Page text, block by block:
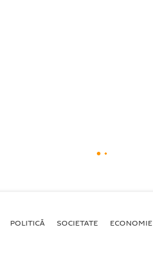
POLITICĂ SOCIETATE ECONOMIE